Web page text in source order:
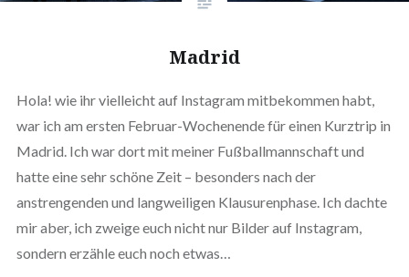
Madrid
Hola! wie ihr vielleicht auf Instagram mitbekommen habt,
war ich am ersten Februar-Wochenende für einen Kurztrip in
Madrid. Ich war dort mit meiner Fußballmannschaft und
hatte eine sehr schöne Zeit – besonders nach der
anstrengenden und langweiligen Klausurenphase. Ich dachte
mir aber, ich zweige euch nicht nur Bilder auf Instagram,
sondern erzähle euch noch etwas…